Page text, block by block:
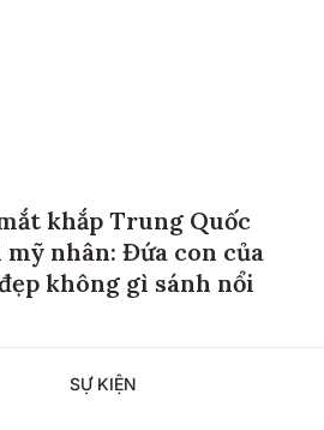
khắp Trung Quốc
mỹ nhân: Đứa con của
không gì sánh nổi
SỰ KIỆN